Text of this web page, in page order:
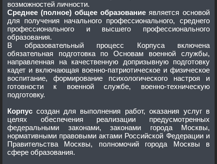
возможностей личности.
Среднее (полное) общее образование является основой
для получения начального профессионального, среднего
профессионального и высшего профессионального
образования.
В образовательный процесс Корпуса включена
обязательная подготовка по Основам военной службы,
направленная на качественную допризывную подготовку
кадет и включающая военно-патриотическое и физическое
воспитание, формирование психологического настроя и
готовности к военной службе, военно-техническую
подготовку.
Корпус создан для выполнения работ, оказания услуг в
целях обеспечения реализации предусмотренных
федеральными законами, законами города Москвы,
нормативными правовыми актами Российской Федерации и
Правительства Москвы, полномочий города Москвы в
сфере образования.